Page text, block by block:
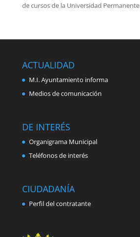
de cursos de la Universidad Permanente
ACTUALIDAD
M.I. Ayuntamiento informa
Medios de comunicación
DE INTERÉS
Organigrama Municipal
Teléfonos de interés
CIUDADANÍA
Perfil del contratante